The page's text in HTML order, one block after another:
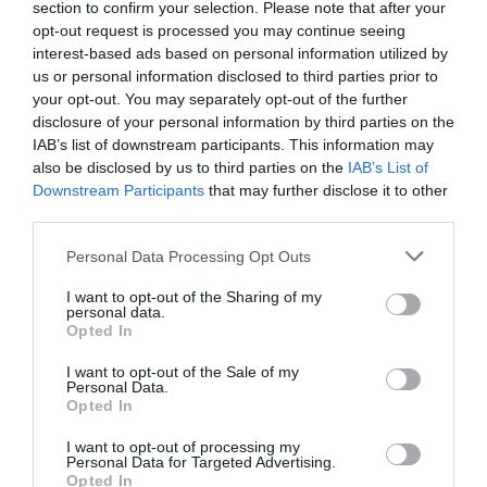
section to confirm your selection. Please note that after your
opt-out request is processed you may continue seeing
interest-based ads based on personal information utilized by
us or personal information disclosed to third parties prior to
your opt-out. You may separately opt-out of the further
disclosure of your personal information by third parties on the
IAB’s list of downstream participants. This information may
also be disclosed by us to third parties on the IAB’s List of
Downstream Participants that may further disclose it to other
Personal Data Processing Opt Outs
I want to opt-out of the Sharing of my
personal data.
Opted In
I want to opt-out of the Sale of my
Personal Data.
Opted In
I want to opt-out of processing my
Personal Data for Targeted Advertising.
Opted In
semaine prochaine. » Sans doute pas avant mardi,
lundi étant férié en Afrique du Sud.
La police et la direction des impôts s’intéressent
depuis plusieurs mois à l’origine des revenus de
Malema, qui mène grand train même s’il dit défendre
les plus pauvres.
Son argent viendrait d’un obscur fonds familial et de
a des intérêts qui a gagné des appels d’offres
Je fais des affaires, et ça marche bien « , avait-il
indiqué, expliquant travailler «
Dans un communiqué, le fisc a démenti vendredi être